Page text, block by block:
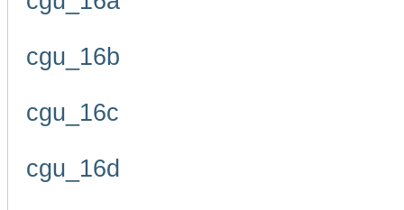
cgu_16b
cgu_16c
cgu_16d